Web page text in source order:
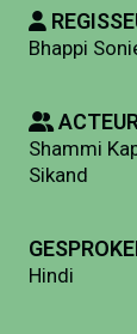
Bhappi
Shammi
Sikand
Hindi